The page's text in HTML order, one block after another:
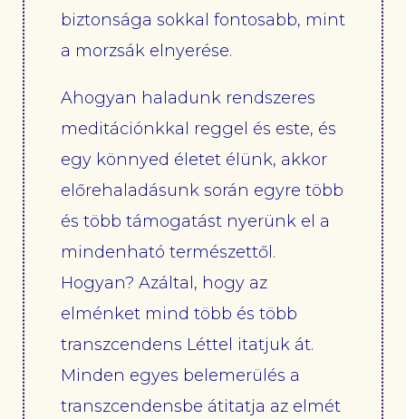
biztonsága sokkal fontosabb, mint
a morzsák elnyerése.
Ahogyan haladunk rendszeres
meditációnkkal reggel és este, és
egy könnyed életet élünk, akkor
előrehaladásunk során egyre több
és több támogatást nyerünk el a
mindenható természettől.
Hogyan? Azáltal, hogy az
elménket mind több és több
transzcendens Léttel itatjuk át.
Minden egyes belemerülés a
transzcendensbe átitatja az elmét